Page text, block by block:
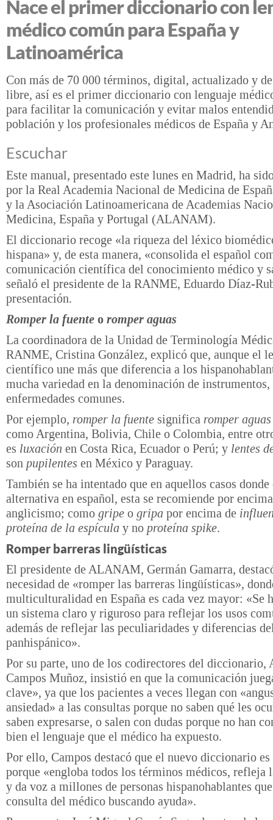
Nace el primer diccionario con
médico común para España y
Latinoamérica
Con más de 70 000 términos, digital, actualizado y
libre, así es el primer diccionario con lenguaje
para facilitar la comunicación y evitar malos
población y los profesionales médicos de España y
Escuchar
Este manual, presentado este lunes en Madrid, ha
por la Real Academia Nacional de Medicina de
y la Asociación Latinoamericana de Academias
Medicina, España y Portugal (ALANAM).
El diccionario recoge «la riqueza del léxico
hispana» y, de esta manera, «consolida el español
comunicación científica del conocimiento médico y
señaló el presidente de la RANME, Eduardo Díaz-
presentación.
Romper la fuente o romper aguas
La coordinadora de la Unidad de Terminología
RANME, Cristina González, explicó que, aunque el
científico une más que diferencia a los
mucha variedad en la denominación de
enfermedades comunes.
Por ejemplo, romper la fuente significa romper aguas
como Argentina, Bolivia, Chile o Colombia, entre
es luxación en Costa Rica, Ecuador o Perú; y lentes
son pupilentes en México y Paraguay.
También se ha intentado que en aquellos casos
alternativa en español, esta se recomiende por
anglicismo; como gripe o gripa por encima de
proteína de la espícula y no proteína spike.
Romper barreras lingüísticas
El presidente de ALANAM, Germán Gamarra,
necesidad de «romper las barreras lingüísticas»,
multiculturalidad en España es cada vez mayor: «Se
un sistema claro y riguroso para reflejar los usos
además de reflejar las peculiaridades y diferencias
panhispánico».
Por su parte, uno de los codirectores del diccionario,
Campos Muñoz, insistió en que la comunicación
clave», ya que los pacientes a veces llegan con
ansiedad» a las consultas porque no saben qué les
saben expresarse, o salen con dudas porque no han
bien el lenguaje que el médico ha expuesto.
Por ello, Campos destacó que el nuevo diccionario
porque «engloba todos los términos médicos, refleja
y da voz a millones de personas hispanohablantes
consulta del médico buscando ayuda».